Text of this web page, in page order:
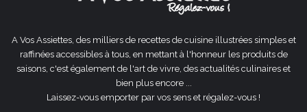
A Vos Assiettes, des milliers de recettes de cuisine illustrées simples et
raffinées accessibles à tous, en mettant à l'honneur les produits de
saisons, c'est également de l'art de vivre, des actualités culinaires et
bien plus encore ...
Laissez-vous emporter par vos sens et régalez-vous !